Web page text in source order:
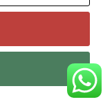
Legal